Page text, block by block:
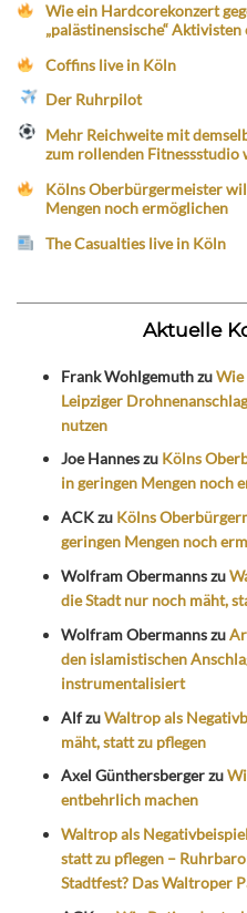
Wie ein Hardcorekonzert
„palästinensische“
Coffins live in Köln
Der Ruhrpilot
Mehr Reichweite mit
zum rollenden Fitnessstudio
Kölns Oberbürgermeister
Mengen noch ermöglichen
The Casualties live in Köln
Aktuelle
Frank WohlgemuthzuWie
Leipziger
nutzen
Joe Hanneszu Kölns
in geringen Mengen noch
ACKzu Kölns
geringen Mengen noch
Wolfram Obermannszu
die Stadt nur noch mäht,
Wolfram Obermannszu
den islamistischen
instrumentalisiert
AlfzuWaltrop als
mäht, statt zu pflegen
Axel Günthersbergerzu
entbehrlich machen
Waltrop als
statt zu pflegen –
Stadtfest? Das Waltroper